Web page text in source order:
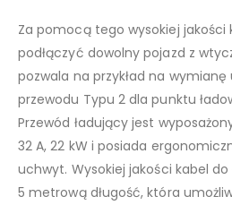
Za pomocą tego wysokiej jakości
podłączyć dowolny pojazd z
pozwala na przykład na wymianę
przewodu Typu 2 dla punktu
Przewód ładujący jest
32 A, 22 kW i posiada
uchwyt. Wysokiej jakości kabel
5 metrową długość, która